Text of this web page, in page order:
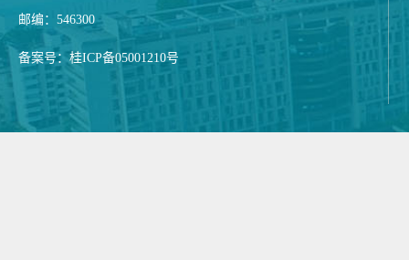
邮编：546300
备案号：桂ICP备05001210号